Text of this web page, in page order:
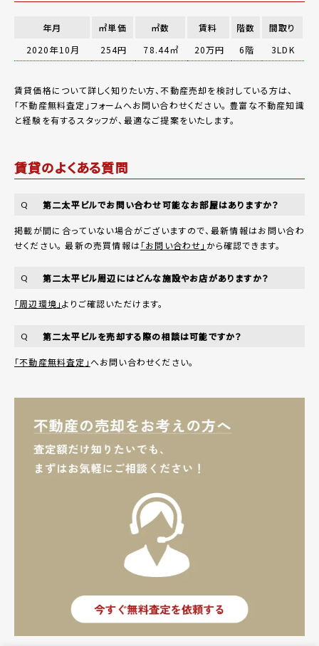
年月 ㎡単価 ㎡数 賃料 階数
間取り
2020年10月
254円 78.44㎡ 20万円 6階 3LDK
賃貸価格について詳しく知りたい方、不動産売却を検討している方は、
「不動産無料査定 」フォームへお問い合わせください。 豊富な不動産知識
と経験を有するスタッフが、最適なご提案をいたします。
賃貸のよくある質問
Q 第二太平ビルでお問い合わせ可能なお部屋はありますか？
掲載が間に合っていない場合がございますので、最新情報はお問い合わ
せください。 最新の売買情報は「お問い合わせ」 から確認できます。
Q 第二太平ビル周辺にはどんな施設やお店がありますか？
「周辺環境」よりご確認いただけます。
Q 第二太平ビルを売却する際の相談は可能ですか？
「不動産無料査定」へお問い合わせください。